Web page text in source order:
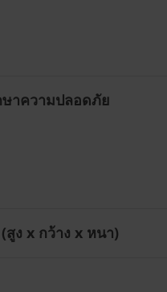
ษาความปลอดภัย
สูง x กว้าง x หนา)